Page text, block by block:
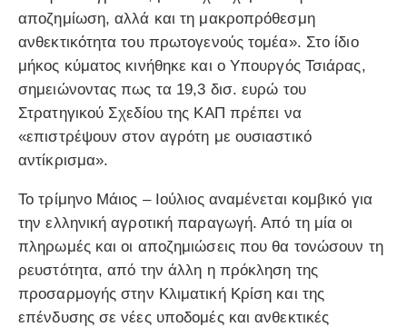
αποζημίωση, αλλά και τη μακροπρόθεσμη
ανθεκτικότητα του πρωτογενούς τομέα». Στο ίδιο
μήκος κύματος κινήθηκε και ο Υπουργός Τσιάρας,
σημειώνοντας πως τα 19,3 δισ. ευρώ του
Στρατηγικού Σχεδίου της ΚΑΠ πρέπει να
«επιστρέψουν στον αγρότη με ουσιαστικό
αντίκρισμα».
Το τρίμηνο Μάιος – Ιούλιος αναμένεται κομβικό για
την ελληνική αγροτική παραγωγή. Από τη μία οι
πληρωμές και οι αποζημιώσεις που θα τονώσουν τη
ρευστότητα, από την άλλη η πρόκληση της
προσαρμογής στην Κλιματική Κρίση και της
επένδυσης σε νέες υποδομές και ανθεκτικές